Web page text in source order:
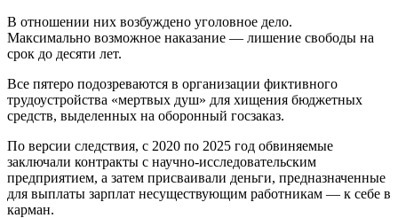
В отношении них возбуждено уголовное дело.
Максимально возможное наказание — лишение свободы на
срок до десяти лет.
Все пятеро подозреваются в организации фиктивного
трудоустройства «мертвых душ» для хищения бюджетных
средств, выделенных на оборонный госзаказ.
По версии следствия, с 2020 по 2025 год обвиняемые
заключали контракты с научно-исследовательским
предприятием, а затем присваивали деньги, предназначенные
для выплаты зарплат несуществующим работникам — к себе в
карман.